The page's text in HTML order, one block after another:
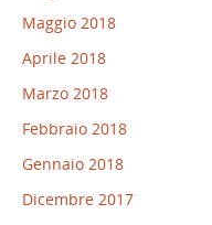
Maggio 2018
Aprile 2018
Marzo 2018
Febbraio 2018
Gennaio 2018
Dicembre 2017